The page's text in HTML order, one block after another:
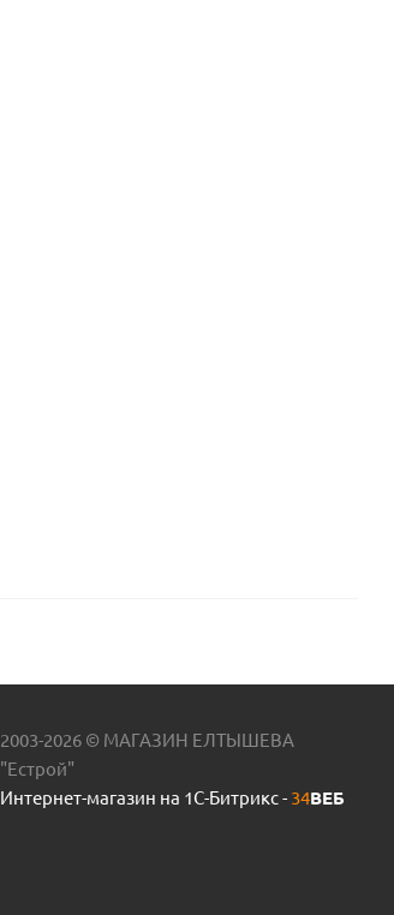
2003-2026 © МАГАЗИН ЕЛТЫШЕВА
"Естрой"
Интернет-магазин на 1С-Битрикс - 34ВЕБ